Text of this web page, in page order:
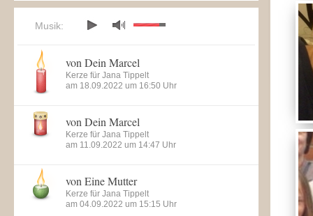
Musik:
von Dein Marcel
Kerze für Jana Tippelt
am 18.09.2022 um 16:50 Uhr
von Dein Marcel
Kerze für Jana Tippelt
am 11.09.2022 um 14:47 Uhr
von Eine Mutter
Kerze für Jana Tippelt
am 04.09.2022 um 15:15 Uhr